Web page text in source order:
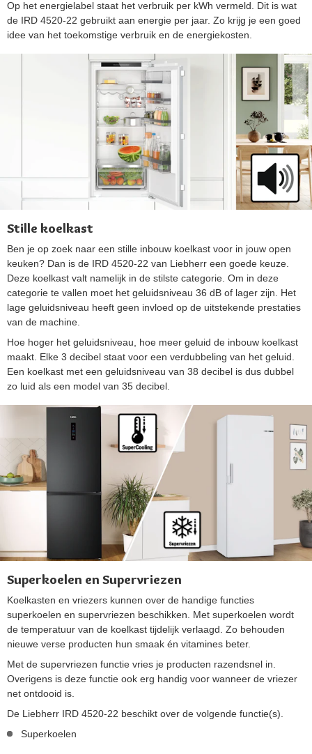
Op het energielabel staat het verbruik per kWh vermeld. Dit is wat
de IRD 4520-22 gebruikt aan energie per jaar. Zo krijg je een goed
idee van het toekomstige verbruik en de energiekosten.
Stille koelkast
Ben je op zoek naar een stille inbouw koelkast voor in jouw open
keuken? Dan is de IRD 4520-22 van Liebherr een goede keuze.
Deze koelkast valt namelijk in de stilste categorie. Om in deze
categorie te vallen moet het geluidsniveau 36 dB of lager zijn. Het
lage geluidsniveau heeft geen invloed op de uitstekende prestaties
van de machine.
Hoe hoger het geluidsniveau, hoe meer geluid de inbouw koelkast
maakt. Elke 3 decibel staat voor een verdubbeling van het geluid.
Een koelkast met een geluidsniveau van 38 decibel is dus dubbel
zo luid als een model van 35 decibel.
Superkoelen en Supervriezen
Koelkasten en vriezers kunnen over de handige functies
superkoelen en supervriezen beschikken. Met superkoelen wordt
de temperatuur van de koelkast tijdelijk verlaagd. Zo behouden
nieuwe verse producten hun smaak én vitamines beter.
Met de supervriezen functie vries je producten razendsnel in.
Overigens is deze functie ook erg handig voor wanneer de vriezer
net ontdooid is.
De Liebherr IRD 4520-22 beschikt over de volgende functie(s).
Superkoelen